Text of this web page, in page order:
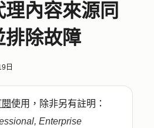
內容來源同
排除故障
日
使用，除非另有註明：
Enterprise